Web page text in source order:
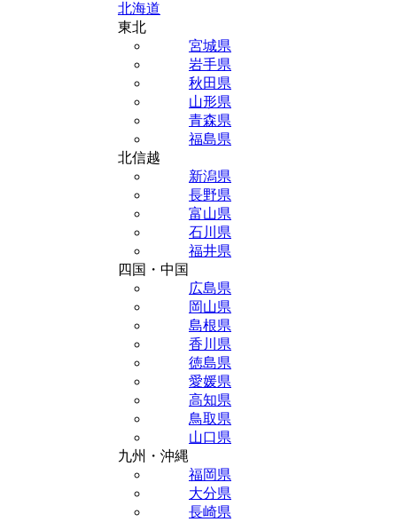
北海道
東北
宮城県
岩手県
秋田県
山形県
青森県
福島県
北信越
新潟県
長野県
富山県
石川県
福井県
四国・中国
広島県
岡山県
島根県
香川県
徳島県
愛媛県
高知県
鳥取県
山口県
九州・沖縄
福岡県
大分県
長崎県